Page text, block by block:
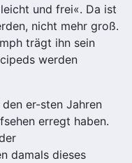
und frei«. Da ist
nicht mehr groß.
trägt ihn sein
werden
er-sten Jahren
erregt haben.
damals dieses